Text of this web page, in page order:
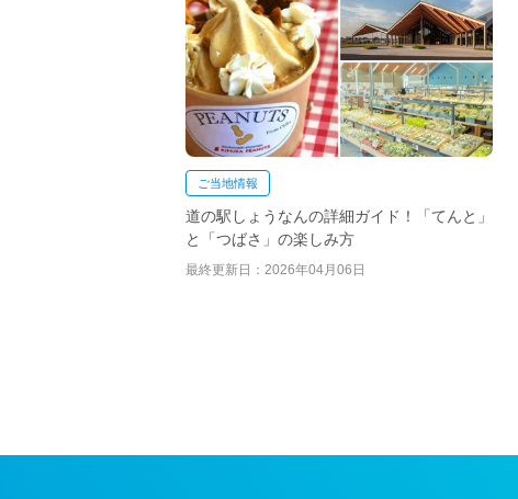
ご当地情報
道の駅しょうなんの詳細ガイド！「てんと」
と「つばさ」の楽しみ方
最終更新日：2026年04月06日